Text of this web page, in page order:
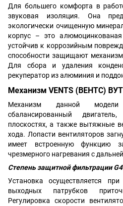
Для большего комфорта в
звуковая изоляция. Она
экологически очищенную
корпус – это
устойчив к коррозийным
способности защищают
Для сбора и удаления
рекуператор из алюминия и
Механизм VENTS (ВЕНТС)
Механизм данной модели
сбалансированный
плоскостях, а также вытяжные
хода. Лопасти вентиляторов
имеет встроенную функцию
чрезмерного нагревания с
Степень защитной фильтрации
Установка осуществляется
выходных патрубков
Регулировка скорости